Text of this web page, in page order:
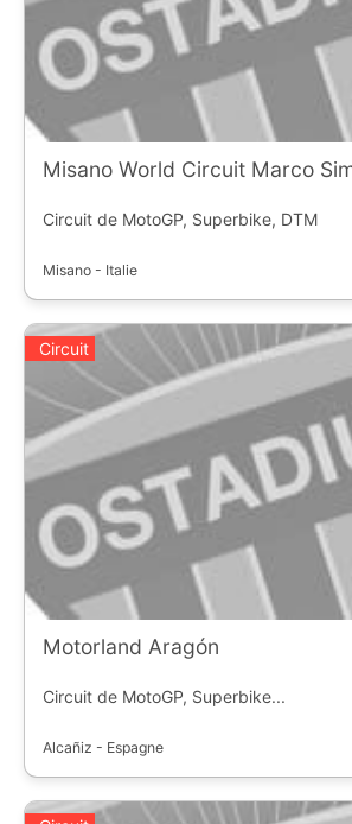
Misano World Circuit Marco
Circuit de MotoGP, Superbike, DTM
Misano - Italie
Circuit
Motorland Aragón
Circuit de MotoGP, Superbike...
Alcañiz - Espagne